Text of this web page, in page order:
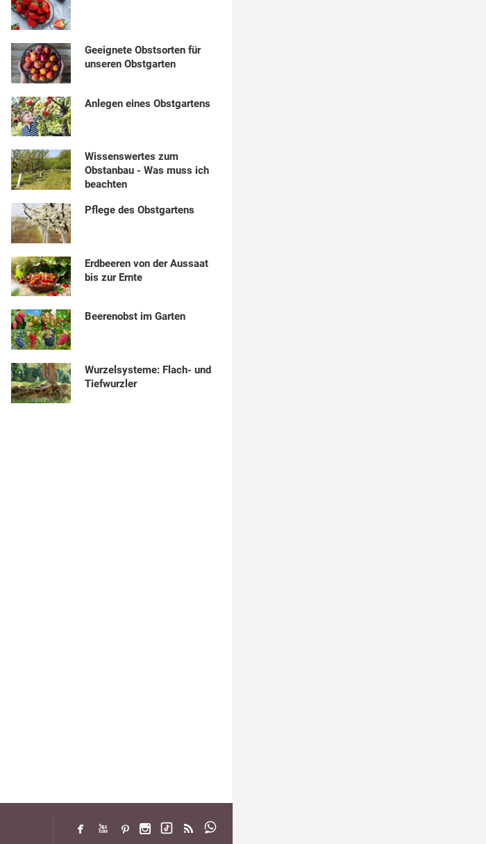
Geeignete Obstsorten für
unseren Obstgarten
Anlegen eines Obstgartens
Wissenswertes zum
Obstanbau - Was muss ich
beachten
Pflege des Obstgartens
Erdbeeren von der Aussaat
bis zur Ernte
Beerenobst im Garten
Wurzelsysteme: Flach- und
Tiefwurzler